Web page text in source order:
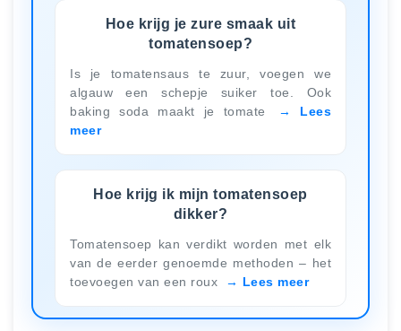
Hoe krijg je zure smaak uit
tomatensoep?
Is je tomatensaus te zuur, voegen we
algauw een schepje suiker toe. Ook
baking soda maakt je tomate
Lees
meer
Hoe krijg ik mijn tomatensoep
dikker?
Tomatensoep kan verdikt worden met elk
van de eerder genoemde methoden – het
toevoegen van een roux
Lees meer